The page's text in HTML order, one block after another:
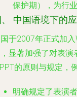
保护期），为行
中国语境下的
于2007年正式加
显著加强了对表演
的原则与规定，
明确规定了表演